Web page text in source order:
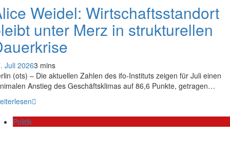
Weidel: Wirtschaftsstandort
unter Merz in strukturellen
Juli 20263 mins
(ots) – Die aktuellen Zahlen des ifo-Instituts zeigen für Juli einen
Anstieg des Geschäftsklimas auf 86,6 Punkte, getragen…
Politik